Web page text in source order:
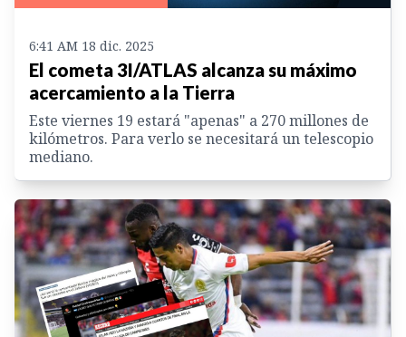
6:41 AM 18 dic. 2025
El cometa 3I/ATLAS alcanza su máximo
acercamiento a la Tierra
Este viernes 19 estará "apenas" a 270 millones de
kilómetros. Para verlo se necesitará un telescopio
mediano.